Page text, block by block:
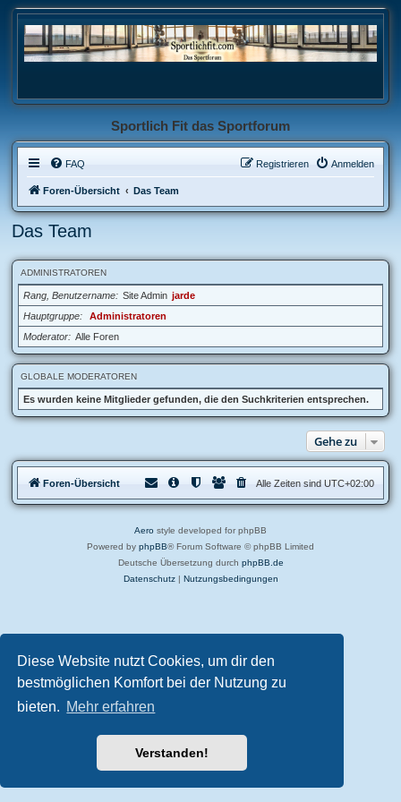
Diese Website nutzt Cookies, um dir den
bestmöglichen Komfort bei der Nutzung zu
bieten. Mehr erfahren
Verstanden!
Sportlich Fit das Sportforum
FAQ Anmelden
Registrieren
Foren-Übersicht Das Team
Das Team
ADMINISTRATOREN
Rang, Benutzername Site Admin jarde
Hauptgruppe
Administratoren
Moderator
Alle Foren
GLOBALE MODERATOREN
Es wurden keine Mitglieder gefunden, die den Suchkriterien entsprechen.
Gehe zu
Foren-Übersicht Alle Zeiten sind UTC+02:00
Aero style developed for phpBB
Powered by phpBB® Forum Software © phpBB Limited
Deutsche Übersetzung durch phpBB.de
Datenschutz| Nutzungsbedingungen